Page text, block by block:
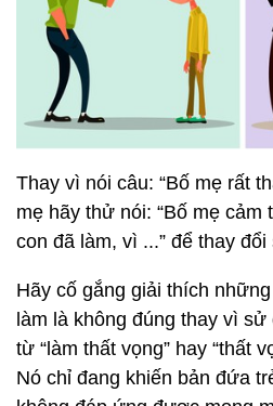
Thay vì nói câu: “Bố mẹ rất
mẹ hãy thử nói: “Bố mẹ cảm
con đã làm, vì ...” để thay
Hãy cố gắng giải thích
làm là không đúng thay vì
từ “làm thất vọng” hay “thất
Nó chỉ đang khiến bản đứa